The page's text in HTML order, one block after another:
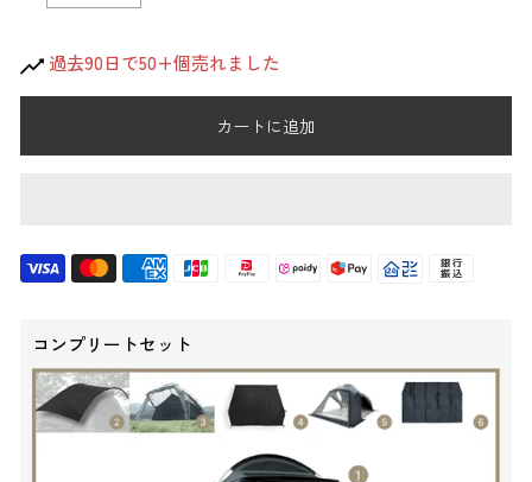
過去90日で50+個売れました
カートに追加
コンプリートセット